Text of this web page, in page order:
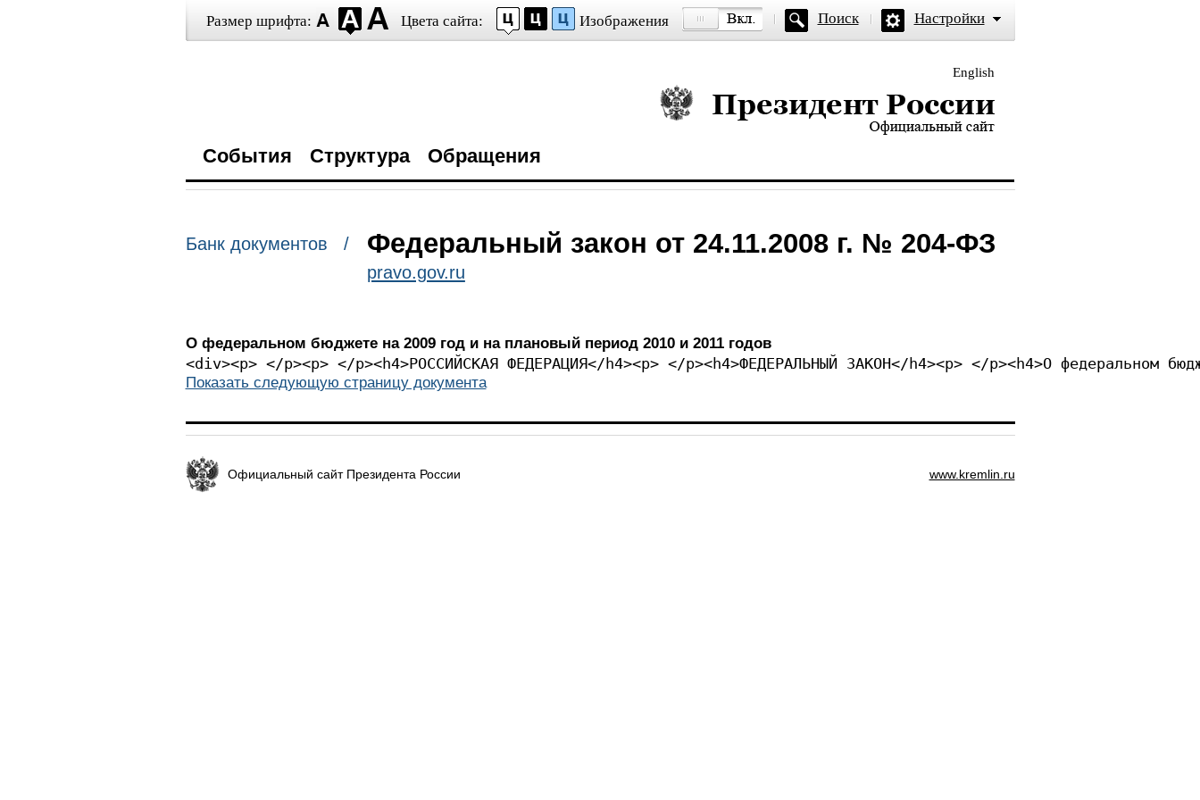
Размер шрифта: Цвета сайта: Изображения Поиск Настройки
English
Президент России — официальный сайт
События Структура Обращения
Банк документов / Федеральный закон от 24.11.2008 г. № 204-ФЗ
pravo.gov.ru
О федеральном бюджете на 2009 год и на плановый период 2010 и 2011 годов
<div><p> </p><p> </p><h4>РОССИЙСКАЯ ФЕДЕРАЦИЯ</h4><p>
Показать следующую страницу документа
Официальный сайт Президента России www.kremlin.ru